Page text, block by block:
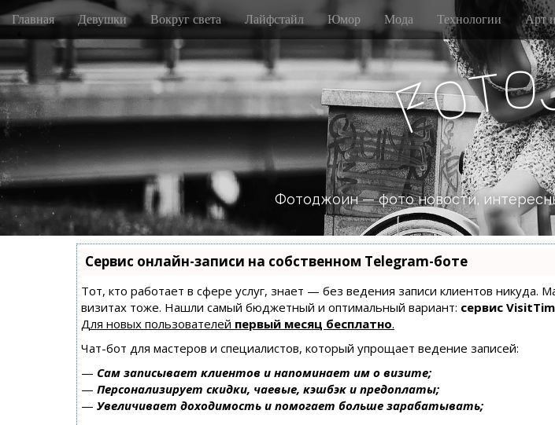
M
a
i
n
m
e
n
u
k
i
t
o
c
o
t
e
n
Главная Девушки Вокруг света Лайфстайл Юмор Мода Технологии Арт
Foto
Фотоджоин — фото новости,
Сервис онлайн-записи на собственном Telegram-боте
Тот, кто работает в сфере услуг, знает — без ведения записи клиентов никуда.
визитах тоже. Нашли самый бюджетный и оптимальный вариант: сервис
Для новых пользователей первый месяц бесплатно.
Чат-бот для мастеров и специалистов, который упрощает ведение записей:
— Сам записывает клиентов и напоминает им о визите;
— Персонализирует скидки, чаевые, кэшбэк и предоплаты;
— Увеличивает доходимость и помогает больше зарабатывать;